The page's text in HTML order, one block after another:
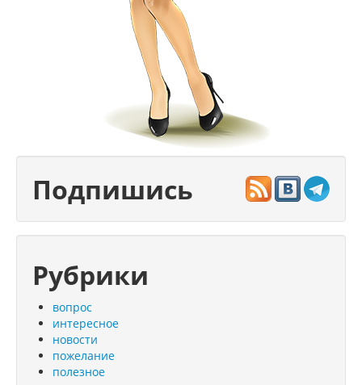
Подпишись
Рубрики
вопрос
интересное
новости
пожелание
полезное